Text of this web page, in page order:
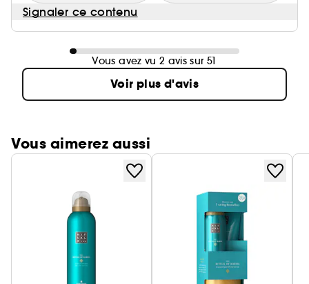
Signaler ce contenu
Vous avez vu 2 avis sur 51
Voir plus d'avis
Vous aimerez aussi